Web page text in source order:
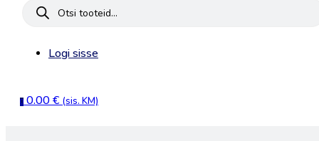
Products
search
Logi sisse
0 0.00€ (sis. KM)